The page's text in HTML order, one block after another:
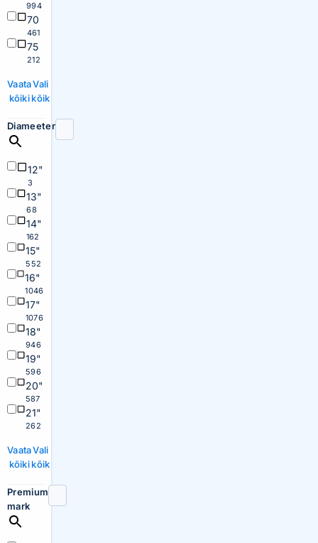
994
70
461
75
212
Vaata
kõiki
Vali
kõik
Diameeter
12"
3
13"
68
14"
162
15"
552
16"
1046
17"
1076
18"
946
19"
596
20"
587
21"
262
Vaata
kõiki
Vali
kõik
Premium
mark